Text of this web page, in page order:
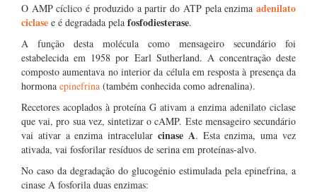
O AMP cíclico é produzido a partir do ATP pela enzima adenilato
ciclase e é degradada pela fosfodiesterase.
A função desta molécula como mensageiro secundário foi
estabelecida em 1958 por Earl Sutherland. A concentração deste
composto aumentava no interior da célula em resposta à presença da
hormona epinefrina (também conhecida como adrenalina).
Recetores acoplados à proteína G ativam a enzima adenilato ciclase
que vai, pro sua vez, sintetizar o cAMP. Este mensageiro secundário
vai ativar a enzima intracelular cinase A. Esta enzima, uma vez
ativada, vai fosforilar resíduos de serina em proteínas-alvo.
No caso da degradação do glucogénio estimulada pela epinefrina, a
cinase A fosforila duas enzimas: